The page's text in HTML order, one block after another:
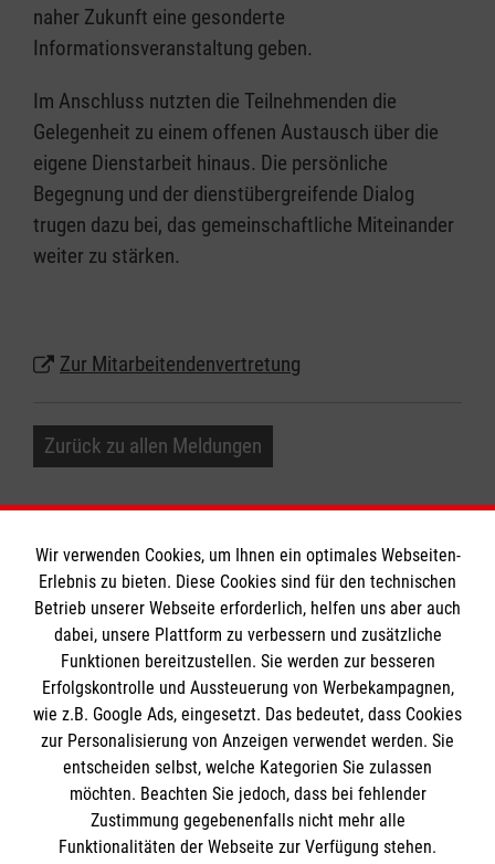
naher Zukunft eine gesonderte
Informationsveranstaltung geben.
Im Anschluss nutzten die Teilnehmenden die
Gelegenheit zu einem offenen Austausch über die
eigene Dienstarbeit hinaus. Die persönliche
Begegnung und der dienstübergreifende Dialog
trugen dazu bei, das gemeinschaftliche Miteinander
weiter zu stärken.
Zur Mitarbeitendenvertretung
Zurück zu allen Meldungen
Informationen
Impressum
Datenschutz
Kontakt
Barrierefreiheit
Die Malteser
Malteser in Deutschland
Malteserorden
Spendenkonto
Wir verwenden Cookies, um Ihnen ein optimales Webseiten-
Erlebnis zu bieten. Diese Cookies sind für den technischen
Betrieb unserer Webseite erforderlich, helfen uns aber auch
dabei, unsere Plattform zu verbessern und zusätzliche
Funktionen bereitzustellen. Sie werden zur besseren
Erfolgskontrolle und Aussteuerung von Werbekampagnen,
wie z.B. Google Ads, eingesetzt. Das bedeutet, dass Cookies
zur Personalisierung von Anzeigen verwendet werden. Sie
entscheiden selbst, welche Kategorien Sie zulassen
möchten. Beachten Sie jedoch, dass bei fehlender
Zustimmung gegebenenfalls nicht mehr alle
Funktionalitäten der Webseite zur Verfügung stehen.